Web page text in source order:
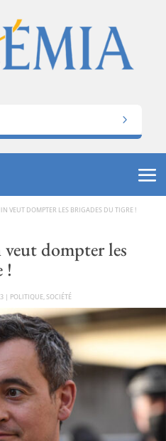
VEUT DOMPTER LES BRIGADES DU TIGRE !
dompter les
!
| POLITIQUE, SOCIÉTÉ